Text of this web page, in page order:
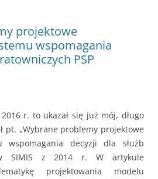
projektowe
wspomagania
PSP
r. to ukazał się już mój, długo
pt. „Wybrane problemy projektowe
wspomagania decyzji dla służb
w SIMIS z 2014 r. W artykule
projektowania modelu